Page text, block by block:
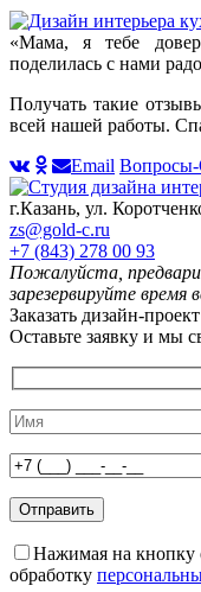
«Мама, я тебе
поделилась с нами
Получать такие
всей нашей работы.
Email
г.Казань, ул.
zs@gold-c.ru
+7 (843) 278 00 93
Пожалуйста,
зарезервируйте время
Заказать дизайн-
Оставьте заявку и мы
Нажимая на кнопку
обработку